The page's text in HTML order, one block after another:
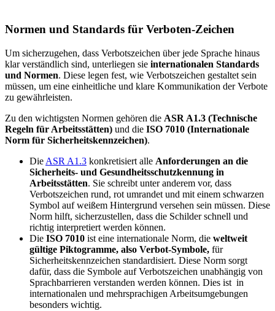
Normen und Standards für Verboten-Zeichen
Um sicherzugehen, dass Verbotszeichen über jede Sprache hinaus
klar verständlich sind, unterliegen sie internationalen Standards
und Normen. Diese legen fest, wie Verbotszeichen gestaltet sein
müssen, um eine einheitliche und klare Kommunikation der Verbote
zu gewährleisten.
Zu den wichtigsten Normen gehören die ASR A1.3 (Technische
Regeln für Arbeitsstätten) und die ISO 7010 (Internationale
Norm für Sicherheitskennzeichen).
Die ASR A1.3 konkretisiert alle Anforderungen an die
Sicherheits- und Gesundheitsschutzkennung in
Arbeitsstätten. Sie schreibt unter anderem vor, dass
Verbotszeichen rund, rot umrandet und mit einem schwarzen
Symbol auf weißem Hintergrund versehen sein müssen. Diese
Norm hilft, sicherzustellen, dass die Schilder schnell und
richtig interpretiert werden können.
Die ISO 7010 ist eine internationale Norm, die weltweit
gültige Piktogramme, also Verbot-Symbole, für
Sicherheitskennzeichen standardisiert. Diese Norm sorgt
dafür, dass die Symbole auf Verbotszeichen unabhängig von
Sprachbarrieren verstanden werden können. Dies ist in
internationalen und mehrsprachigen Arbeitsumgebungen
besonders wichtig.